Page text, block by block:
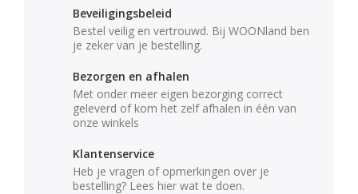
Beveiligingsbeleid
Bestel veilig en vertrouwd. Bij WOONland ben
je zeker van je bestelling.
Bezorgen en afhalen
Met onder meer eigen bezorging correct
geleverd of kom het zelf afhalen in één van
onze winkels
Klantenservice
Heb je vragen of opmerkingen over je
bestelling? Lees hier wat te doen.